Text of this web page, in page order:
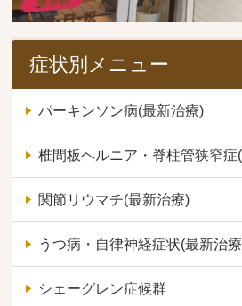
症状別メニュー
パーキンソン病(最新治療)
椎間板ヘルニア・脊柱管狭窄症
関節リウマチ(最新治療)
うつ病・自律神経症状(最新治
シェーグレン症候群